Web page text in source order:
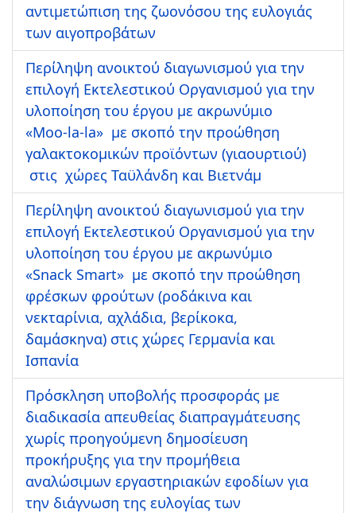
αντιμετώπιση της ζωονόσου της ευλογιάς
των αιγοπροβάτων
Περίληψη ανοικτού διαγωνισμού για την
επιλογή Εκτελεστικού Οργανισμού για την
υλοποίηση του έργου με ακρωνύμιο
«Μoo-la-la» με σκοπό την προώθηση
γαλακτοκομικών προϊόντων (γιαουρτιού)
στις χώρες Ταϋλάνδη και Βιετνάμ
Περίληψη ανοικτού διαγωνισμού για την
επιλογή Εκτελεστικού Οργανισμού για την
υλοποίηση του έργου με ακρωνύμιο
«Snack Smart» με σκοπό την προώθηση
φρέσκων φρούτων (ροδάκινα και
νεκταρίνια, αχλάδια, βερίκοκα,
δαμάσκηνα) στις χώρες Γερμανία και
Ισπανία
Πρόσκληση υποβολής προσφοράς με
διαδικασία απευθείας διαπραγμάτευσης
χωρίς προηγούμενη δημοσίευση
προκήρυξης για την προμήθεια
αναλώσιμων εργαστηριακών εφοδίων για
την διάγνωση της ευλογίας των